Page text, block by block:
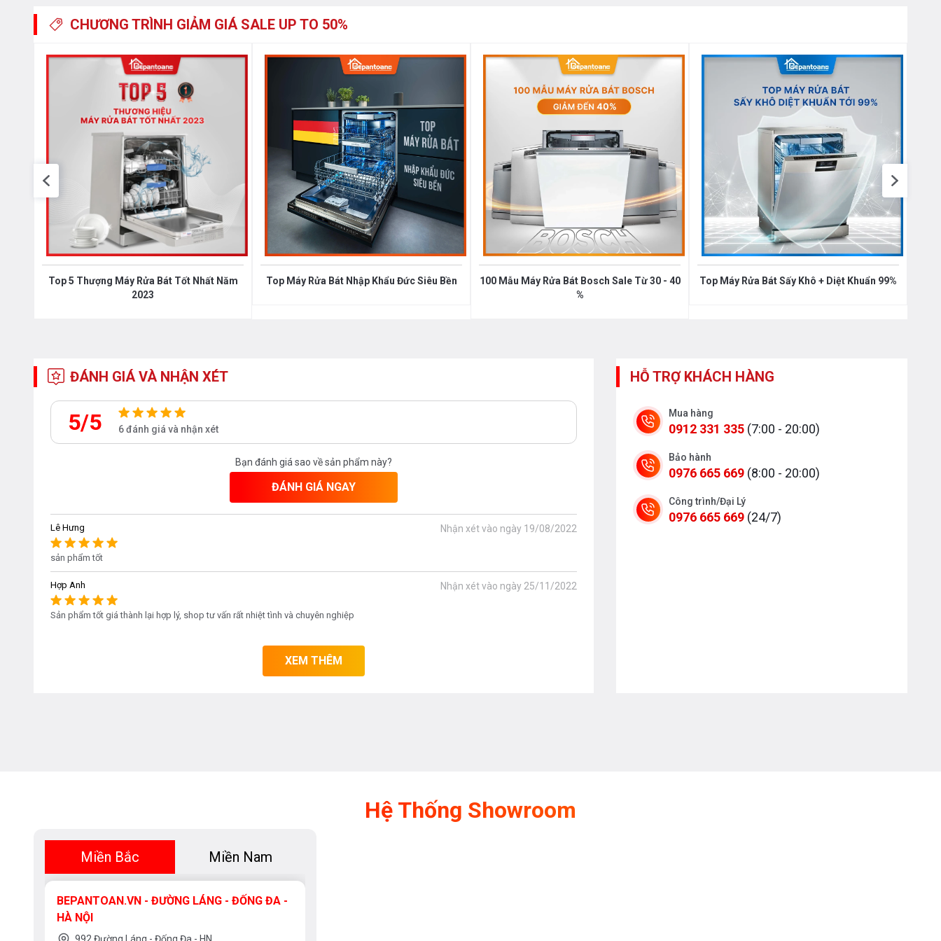
CHƯƠNG TRÌNH GIẢM GIÁ SALE UP TO 50%
Top 5 Thượng Máy Rửa Bát Tốt Nhất Năm
2023
Top Máy Rửa Bát Nhập Khẩu Đức Siêu Bền
100 Mẫu Máy Rửa Bát Bosch Sale Từ 30 - 40
%
Top Máy Rửa Bát Sấy Khô + Diệt Khuẩn 99%
ĐÁNH GIÁ VÀ NHẬN XÉT
5/5 6 đánh giá và nhận xét
Bạn đánh giá sao về sản phẩm này?
ĐÁNH GIÁ NGAY
Lê Hưng Nhận xét vào ngày 19/08/2022
sản phẩm tốt
Hợp Anh Nhận xét vào ngày 25/11/2022
Sản phẩm tốt giá thành lại hợp lý, shop tư vấn rất nhiệt tình và chuyên nghiệp
XEM THÊM
HỖ TRỢ KHÁCH HÀNG
Mua hàng
0912 331 335 (7:00 - 20:00)
Bảo hành
0976 665 669 (8:00 - 20:00)
Công trình/Đại Lý
0976 665 669 (24/7)
Hệ Thống Showroom
Miền Bắc Miền Nam
BEPANTOAN.VN - ĐƯỜNG LÁNG - ĐỐNG ĐA -
HÀ NỘI
992 Đường Láng - Đống Đa - HN